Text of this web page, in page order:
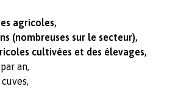
agricoles,
(nombreuses sur le secteur),
cultivées et des élevages,
an,